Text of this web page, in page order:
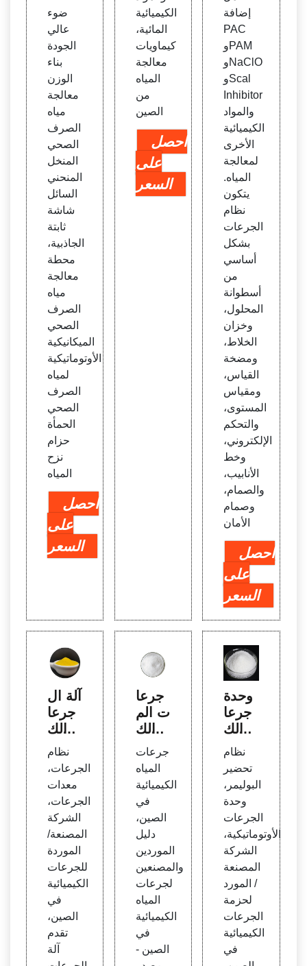
ضوء
عالي
الجودة
بناء
الوزن
معالجة
مياه
الصرف
الصحي
المنخل
المنحني
السائل
شاشة
ثابتة
الجاذبية،
محطة
معالجة
مياه
الصرف
الصحي
الميكانيكية
الأوتوماتيكية
لمياه
الصرف
الصحي
الحمأة
حزام
نزح
المياه
احصل
على
السعر
الكيميائية
المائية،
كيماويات
معالجة
المياه
من
الصين
احصل
على
السعر
إضافة
PAC
وPAM
وNaClO
وScal
Inhibitor
والمواد
الكيميائية
الأخرى
لمعالجة
المياه.
يتكون
نظام
الجرعات
بشكل
أساسي
من
أسطوانة
المحلول،
وخزان
الخلاط،
ومضخة
القياس،
ومقياس
المستوى،
والتحكم
الإلكتروني،
وخط
الأنابيب،
والصمام،
وصمام
الأمان
احصل
على
السعر
آلة ال
جرعا
ت الك
يميائ
ية الأو
تومات
يكية ف
ي الص
ين - ا
لجرعا
ت ال
صينية
نظام
الجرعات،
معدات
الجرعات،
الشركة
المصنعة/
الموردة
للجرعات
الكيميائية
في
الصين،
تقدم
آلة
جرعا
ت الم
ياه الك
يميائ
ية في
الصي
ن، جر
عات ا
لمياه
الكيمي
ائية ف
ي الص
ين
جرعات
المياه
الكيميائية
في
الصين،
دليل
الموردين
والمصنعين
لجرعات
المياه
الكيميائية
في
الصين -
وحدة
جرعا
ت الك
لور لم
عالجة
المياه
بالتلبد
في ال
صين
نظام
تحضير
البوليمر،
وحدة
الجرعات
الأوتوماتيكية،
الشركة
المصنعة
/ المورد
لحزمة
الجرعات
الكيميائية
في